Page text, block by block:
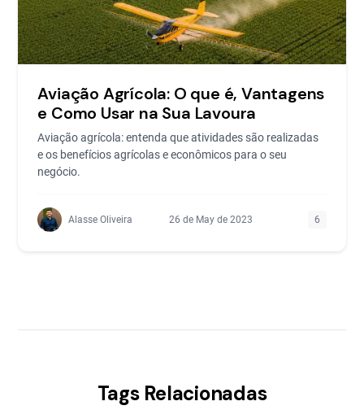
Aviação Agrícola: O que é, Vantagens
e Como Usar na Sua Lavoura
Aviação agrícola: entenda que atividades são realizadas
e os benefícios agrícolas e econômicos para o seu
negócio.
Alasse Oliveira 26 de May de 2023 6
Tags Relacionadas